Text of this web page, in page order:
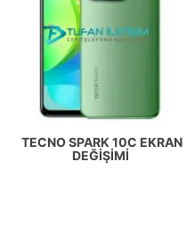
TECNO SPARK 10C EKRAN
DEĞIŞIMI